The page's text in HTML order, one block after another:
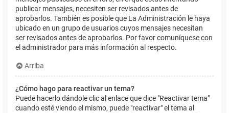
publicar mensajes, necesiten ser revisados antes de
aprobarlos. También es posible que La Administración le haya
ubicado en un grupo de usuarios cuyos mensajes necesitan
ser revisados antes de aprobarlos. Por favor comuníquese con
el administrador para más información al respecto.
Arriba
¿Cómo hago para reactivar un tema?
Puede hacerlo dándole clic al enlace que dice "Reactivar tema"
cuando esté viendo el mismo, puede "reactivar" el tema al